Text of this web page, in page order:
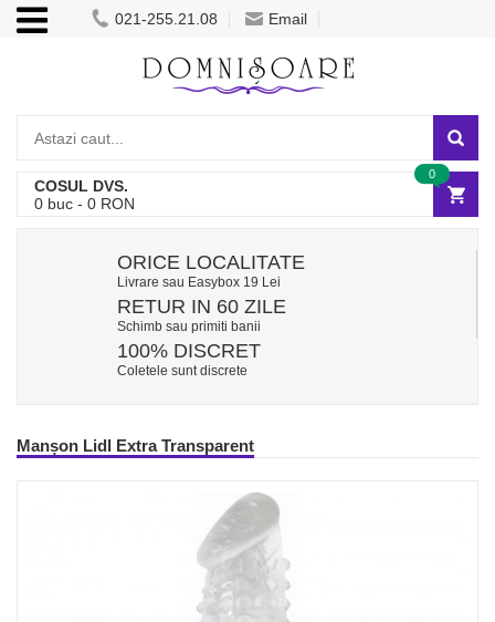
021-255.21.08 Email
COSUL DVS.
0 buc - 0 RON
0
ORICE LOCALITATE
Livrare sau Easybox 19 Lei
RETUR IN 60 ZILE
Schimb sau primiti banii
100% DISCRET
Coletele sunt discrete
Manșon Lidl Extra Transparent